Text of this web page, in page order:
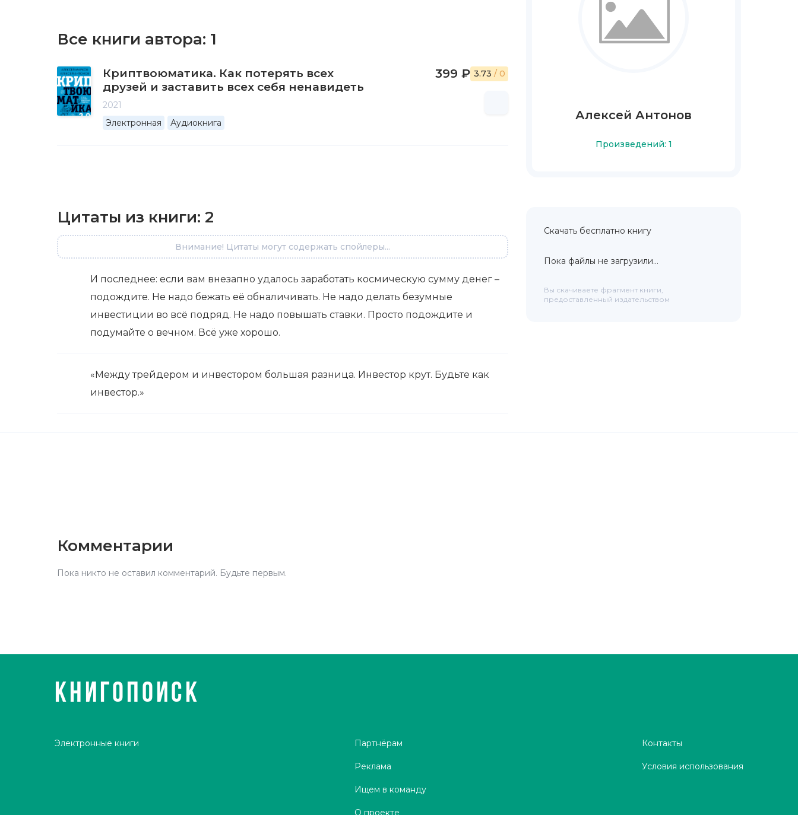
Все книги автора: 1
Криптвоюматика. Как потерять всех
друзей и заставить всех себя ненавидеть
2021
Электронная
Аудиокнига
399 ₽ 3.73 / 0
Цитаты из книги: 2
Внимание! Цитаты могут содержать спойлеры...
И последнее: если вам внезапно удалось заработать космическую сумму денег –
подождите. Не надо бежать её обналичивать. Не надо делать безумные
инвестиции во всё подряд. Не надо повышать ставки. Просто подождите и
подумайте о вечном. Всё уже хорошо.
«Между трейдером и инвестором большая разница. Инвестор крут. Будьте как
инвестор.»
Алексей Антонов
Произведений: 1
Скачать бесплатно книгу
Пока файлы не загрузили...
Вы скачиваете фрагмент книги,
предоставленный издательством
Комментарии
Пока никто не оставил комментарий. Будьте первым.
КНИГОПОИСК
Электронные книги Партнёрам
Реклама
Ищем в команду
О проекте
Контакты
Условия использования